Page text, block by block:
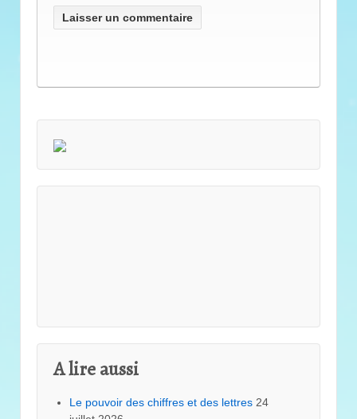
A lire aussi
Le pouvoir des chiffres et des lettres 24